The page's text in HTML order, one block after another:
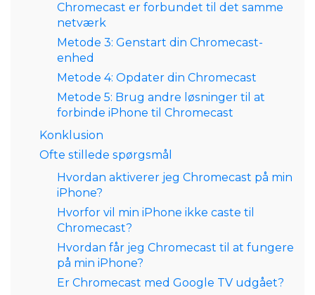
Chromecast er forbundet til det samme
netværk
Metode 3: Genstart din Chromecast-
enhed
Metode 4: Opdater din Chromecast
Metode 5: Brug andre løsninger til at
forbinde iPhone til Chromecast
Konklusion
Ofte stillede spørgsmål
Hvordan aktiverer jeg Chromecast på min
iPhone?
Hvorfor vil min iPhone ikke caste til
Chromecast?
Hvordan får jeg Chromecast til at fungere
på min iPhone?
Er Chromecast med Google TV udgået?